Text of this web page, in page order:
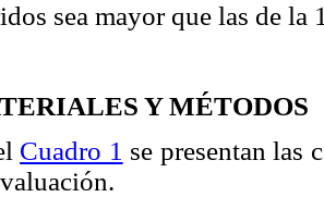
sea mayor que las de la
Y MÉTODOS
Cuadro 1 se presentan las